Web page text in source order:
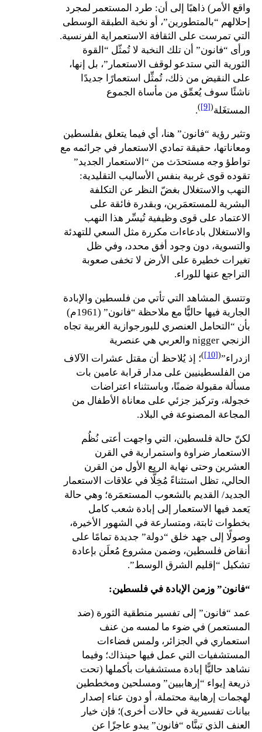
واقع الأمر) ذاهبًا إلى أن: طرد المستعمر لمجرد
إحلالهم “بالمتطورين”، أو نخبة الطبقة الوسطى
التي تمرست على الثقافة الاستعمراية الفرنسية.
ورأى “فانون” أن تلك النخبة لا تُمثّل “القوة
الثورية التي ستدعو لوقف الاستعمار”، بل إنها،
على النقيض من ذلك، تُمثِّل استعمارًا جديدًا
ناشئًا سوف يُعمِّق من مأساة الجموع
المستغَلة(
[9]
)
.
وتثير رؤية “فانون” هنا، أي فيما يتعلق بفلسطين
ومعاناتها، حقيقة تمادي الاستعمار في جرائمه مع
تواطؤ وجه مستحدَث من “الاستعمار الجديد”
تقوده قوى غربية بنفس الأساليب التقليدية:
النهب والاستغلال بغضّ النظر عن التكلفة
البشرية للمستعمَرين، وبقدرة فائقة على
الاعتماد على قوى وظيفية تُيسِّر هذا النهب
والاستغلال بادعاءات مكررة مثل السعي للتهدئة
والتسوية، دون وجود أفق محدد، وفي ظل
تغيرات خطيرة على الأرض لا تخفى صعوبة
التراجع عنها للوراء.
وتتسق المشاهد التي تأتي من فلسطين والإبادة
الجارية فيها حاليًّا مع ملاحظة “فانون” (1961م)
بأن “التحامل العنصري للبورجوازية الغربية تجاه
الزنجي nigger والعربي هي عنصرية
ازدراء”(
[10]
)؛ إذ يُلاحظ أن مقتل عشرات الآلاف
من الفلسطينيين على مدار قرابة عامين بات
مسألة مقبولة ضمنًا، وباستثناء اعتراضات
خجولة، وتركيز جزئي على معاناة الأطفال من
المجاعة المصنوعة في البلاد.
لكنّ حالة فلسطين، التي واجهت أعتى نُظُم
الاستعمار ضراوة واستمرارية في القرن
العشرين وحتى نهاية الربع الأول من القرن
الحالي، تظل استثناءً مُخِلًّا في علاقات الاستعمار
الجديد/ القديم بالشعوب المستعمَرة؛ وهي حالة
يَعمد فيها الاستعمار إلى إبادة شعب كامل
بخطوات ثابتة، ومتسارعة في الشهور الأخيرة،
وصولًا إلى جهد خلق “دولة” جديدة تمامًا على
أنقاض فلسطين، وضمن مشروع مُعلَن بإعادة
تشكيل “إقليم الشرق الوسط”.
“فانون” وزمن الإبادة في فلسطين:
عمد “فانون” إلى تفسير منطقية الثورة (ضد
المستعمر) في ضوء ما لمسه من عنف
استعماري في الجزائر، ولمس فضاءات
المستشفيات التي عمل فيها حينذاك؛ وفيما
نشاهد حاليًّا إبادة مستشفيات بأكملها (تحت
ذريعة إيواء “إرهابيين” ومسلحين ومخططين
لهجمات إرهابية محتملة، أو دون عناء إصدار
بيانات تفسيرية في حالات أخرى)؛ فإن خيار
العنف الذي تبنَّاه “فانون” يبدو عاجزًا عن